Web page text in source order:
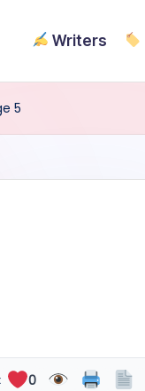
Writers
5
0